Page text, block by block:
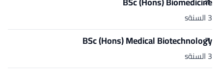
3 السنةs
BSc (Hons) Medical Biotechnology
3 السنةs